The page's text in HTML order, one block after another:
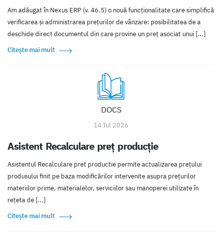
Am adăugat în Nexus ERP (v. 46.5) o nouă funcționalitate care simplifică
verificarea și administrarea prețurilor de vânzare: posibilitatea de a
deschide direct documentul din care provine un preț asociat unui [...]
Citește mai mult
DOCS
14 Iul 2026
Asistent Recalculare preț producție
Asistentul Recalculare pret productie permite actualizarea prețului
produsului finit pe baza modificărilor intervenite asupra prețurilor
materiilor prime, materialelor, serviciilor sau manoperei utilizate în
rețeta de [...]
Citește mai mult